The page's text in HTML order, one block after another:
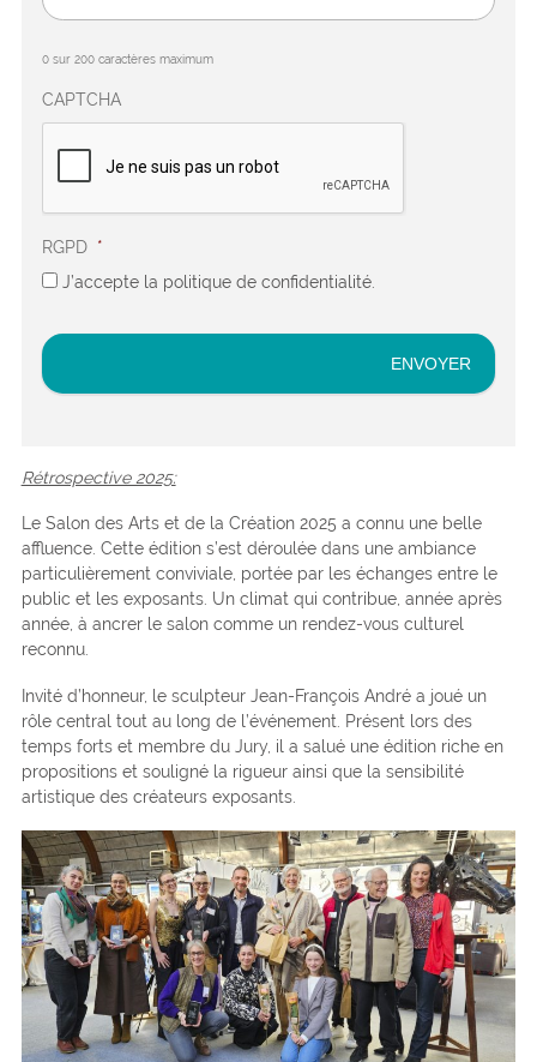
0 sur 200 caractères maximum
CAPTCHA
RGPD *
J’accepte la politique de confidentialité.
Rétrospective 2025:
Le Salon des Arts et de la Création 2025 a connu une belle
affluence. Cette édition s’est déroulée dans une ambiance
particulièrement conviviale, portée par les échanges entre le
public et les exposants. Un climat qui contribue, année après
année, à ancrer le salon comme un rendez-vous culturel
reconnu.
Invité d’honneur, le sculpteur Jean-François André a joué un
rôle central tout au long de l’événement. Présent lors des
temps forts et membre du Jury, il a salué une édition riche en
propositions et souligné la rigueur ainsi que la sensibilité
artistique des créateurs exposants.